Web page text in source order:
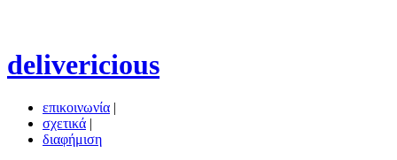
delivericious
επικοινωνία |
σχετικά |
διαφήμιση